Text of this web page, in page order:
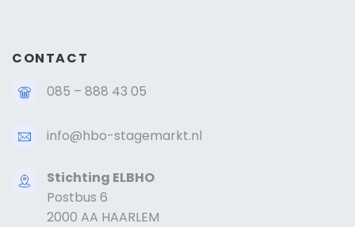
CONTACT
085 – 888 43 05
info@hbo-stagemarkt.nl
Stichting ELBHO
Postbus 6
2000 AA HAARLEM